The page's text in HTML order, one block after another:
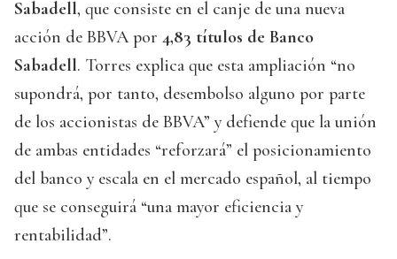
Sabadell, que consiste en el canje de una nueva
acción de BBVA por 4,83 títulos de Banco
Sabadell. Torres explica que esta ampliación “no
supondrá, por tanto, desembolso alguno por parte
de los accionistas de BBVA” y defiende que la unión
de ambas entidades “reforzará” el posicionamiento
del banco y escala en el mercado español, al tiempo
que se conseguirá “una mayor eficiencia y
rentabilidad”.